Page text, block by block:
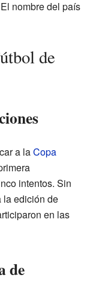
nombre del país
de
a laCopa
intentos. Sin
la edición de
en las
de